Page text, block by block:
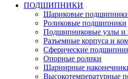
ПОДШИПНИКИ
Шариковые
Роликовые подшипники
Подшипниковые узлы и
Разъемные корпуса и
Сферические
Опорные ролики
Шарнирные
Высокотемпературные